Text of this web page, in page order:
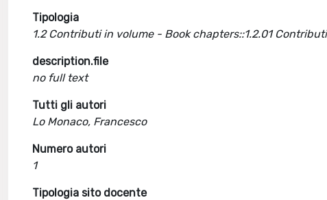
Tipologia
1.2 Contributi in volume - Book chapters::1.2.01
description.file
no full text
Tutti gli autori
Lo Monaco, Francesco
Numero autori
1
Tipologia sito docente